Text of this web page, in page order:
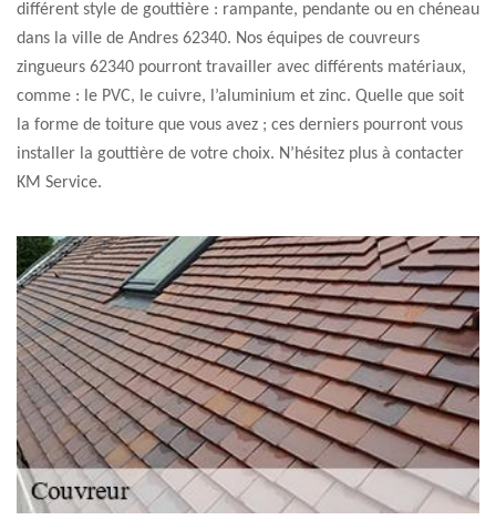
différent style de gouttière : rampante, pendante ou en chéneau
dans la ville de Andres 62340. Nos équipes de couvreurs
zingueurs 62340 pourront travailler avec différents matériaux,
comme : le PVC, le cuivre, l’aluminium et zinc. Quelle que soit
la forme de toiture que vous avez ; ces derniers pourront vous
installer la gouttière de votre choix. N’hésitez plus à contacter
KM Service.